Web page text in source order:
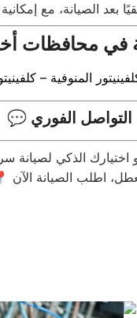
بعد الصيانة، مع
المنوفية –
التواصل الفوري